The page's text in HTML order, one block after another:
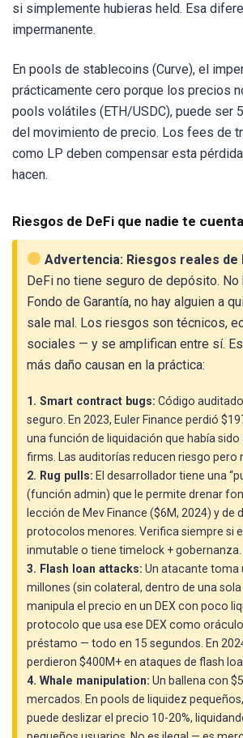
si simplemente hubieras held. Esa
impermanente.
En pools de stablecoins (Curve), el
prácticamente cero porque los precios
pools volátiles (ETH/USDC), puede ser
del movimiento de precio. Los fees de
como LP deben compensar esta
hacen.
Riesgos de DeFi que nadie te cuenta
Advertencia: Riesgos reales de
DeFi no tiene seguro de depósito. No
Fondo de Garantía, no hay alguien a
sale mal. Los riesgos son técnicos,
sociales — y se amplifican entre sí.
más daño causan en la práctica:
1. Smart contract bugs: Código
seguro. En 2023, Euler Finance perdió
una función de liquidación que había sido
firms. Las auditorías reducen riesgo pero
2. Rug pulls: El desarrollador tiene una
(función admin) que le permite drenar
lección de Mev Finance ($6M, 2024) y de
protocolos menores. Verifica siempre si
inmutable o tiene timelock + gobernanza.
3. Flash loan attacks: Un atacante toma
millones (sin colateral, dentro de una
manipula el precio en un DEX con poco
protocolo que usa ese DEX como
préstamo — todo en 15 segundos. En
perdieron $400M+ en ataques de flash
4. Whale manipulation: Un ballena con
mercados. En pools de liquidez
puede deslizar el precio 10-20%,